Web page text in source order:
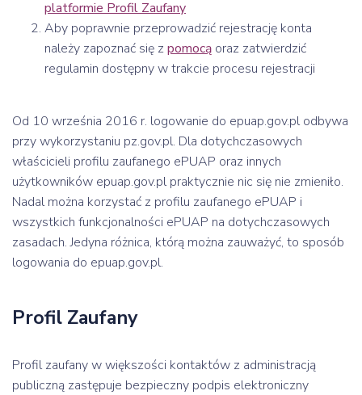
platformie Profil Zaufany
Aby poprawnie przeprowadzić rejestrację konta
należy zapoznać się zpomocą oraz zatwierdzić
regulamin dostępny w trakcie procesu rejestracji
Od 10 września 2016 r. logowanie do epuap.gov.pl odbywa
przy wykorzystaniu pz.gov.pl. Dla dotychczasowych
właścicieli profilu zaufanego ePUAP oraz innych
użytkowników epuap.gov.pl praktycznie nic się nie zmieniło.
Nadal można korzystać z profilu zaufanego ePUAP i
wszystkich funkcjonalności ePUAP na dotychczasowych
zasadach. Jedyna różnica, którą można zauważyć, to sposób
logowania do epuap.gov.pl.
Profil Zaufany
Profil zaufany w większości kontaktów z administracją
publiczną zastępuje bezpieczny podpis elektroniczny